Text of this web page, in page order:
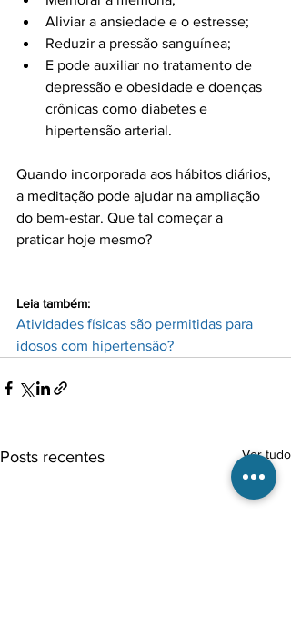
Aliviar a ansiedade e o estresse;
Reduzir a pressão sanguínea;
E pode auxiliar no tratamento de
depressão e obesidade e doenças
crônicas como diabetes e
hipertensão arterial.
Quando incorporada aos hábitos diários,
a meditação pode ajudar na ampliação
do bem-estar. Que tal começar a
praticar hoje mesmo?
Leia também:
Atividades físicas são permitidas para
idosos com hipertensão?
Posts recentes Ver tudo